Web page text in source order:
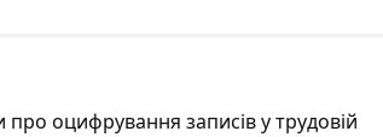
оцифрування записів у трудовій